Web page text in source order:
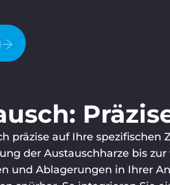
präzise auf Ihre
der Austauschharze bis
und Ablagerungen in Ihrer